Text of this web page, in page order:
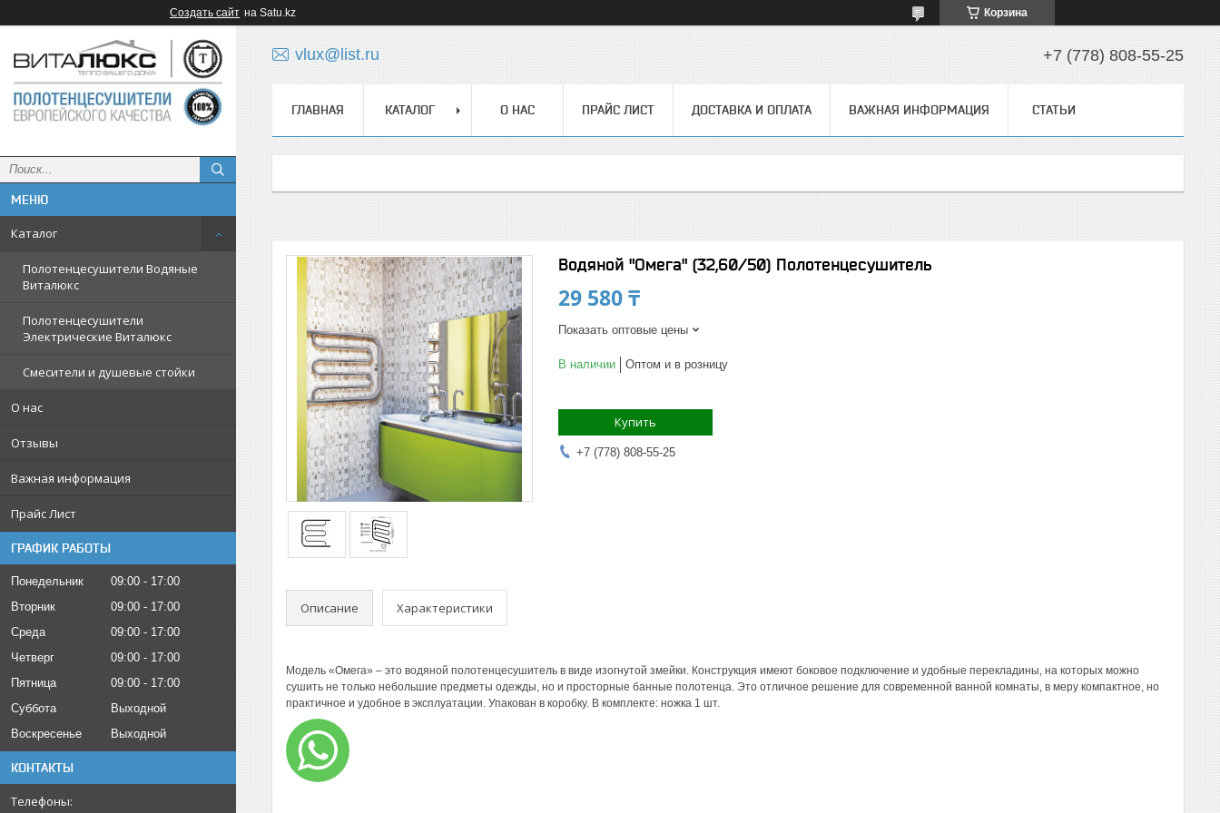
Создать сайт на Satu.kz Корзина
Каталог
Полотенцесушители Водяные
Виталюкс
Полотенцесушители
Электрические Виталюкс
Смесители и душевые стойки
О нас
Отзывы
Важная информация
Прайс Лист
ГРАФИК РАБОТЫ
Понедельник 09:00
17:00
Вторник
09:00
17:00
Среда
09:00
17:00
Четверг
09:00
17:00
Пятница
09:00
17:00
Суббота
Выходной
Воскресенье
Выходной
КОНТАКТЫ
vlux@list.ru +7 (778) 808-55-25
ГЛАВНАЯ КАТАЛОГ О НАС ПРАЙС ЛИСТ ДОСТАВКА И ОПЛАТА ВАЖНАЯ ИНФОРМАЦИЯ СТАТЬИ
Водяной "Омега" (32,60/50) Полотенцесушитель
29 580 ₸
Показать оптовые цены
В наличии Оптом и в розницу
Купить
+7 (778) 808-55-25
Описание Характеристики
Модель «Омега» – это водяной полотенцесушитель в виде изогнутой змейки. Конструкция имеют боковое подключение и удобные перекладины, на которых можно
сушить не только небольшие предметы одежды, но и просторные банные полотенца. Это отличное решение для современной ванной комнаты, в меру компактное, но
практичное и удобное в эксплуатации. Упакован в коробку. В комплекте: ножка 1 шт.